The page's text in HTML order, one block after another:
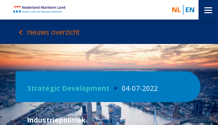
NL EN
nieuws overzicht
Strategic Development 04-07-2022
Industriepolitiek